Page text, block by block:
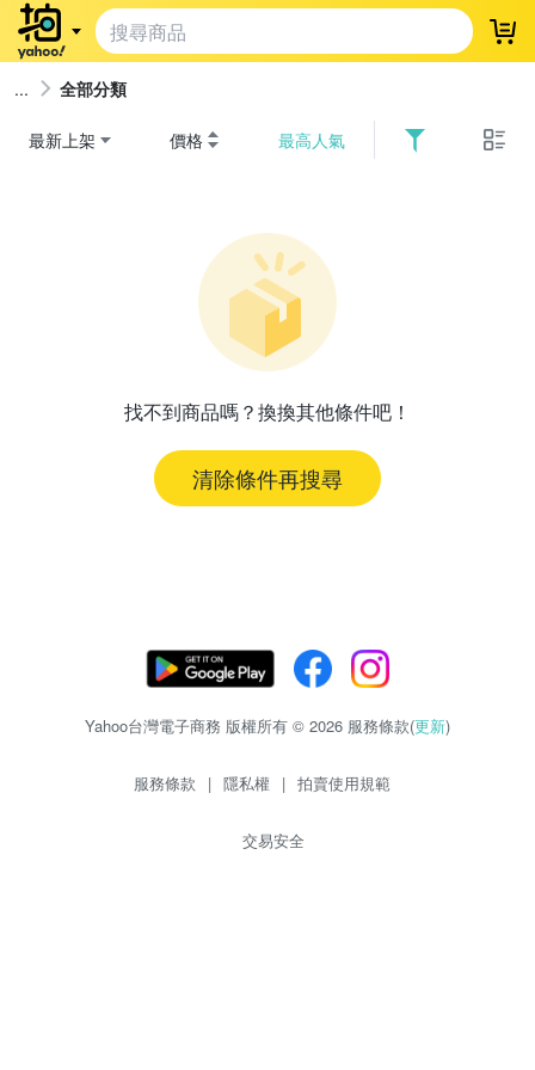
登
全部分類
最新上架 價格 最高人氣
找不到商品嗎？換換其他條件吧！
清除條件再搜尋
Yahoo台灣電子商務 版權所有 © 2026 服務條款(更新)
服務條款 | 隱私權 | 拍賣使用規範
交易安全